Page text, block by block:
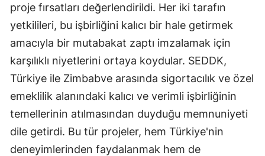
proje fırsatları değerlendirildi. Her iki tarafın
yetkilileri, bu işbirliğini kalıcı bir hale getirmek
amacıyla bir mutabakat zaptı imzalamak için
karşılıklı niyetlerini ortaya koydular. SEDDK,
Türkiye ile Zimbabve arasında sigortacılık ve özel
emeklilik alanındaki kalıcı ve verimli işbirliğinin
temellerinin atılmasından duyduğu memnuniyeti
dile getirdi. Bu tür projeler, hem Türkiye'nin
deneyimlerinden faydalanmak hem de